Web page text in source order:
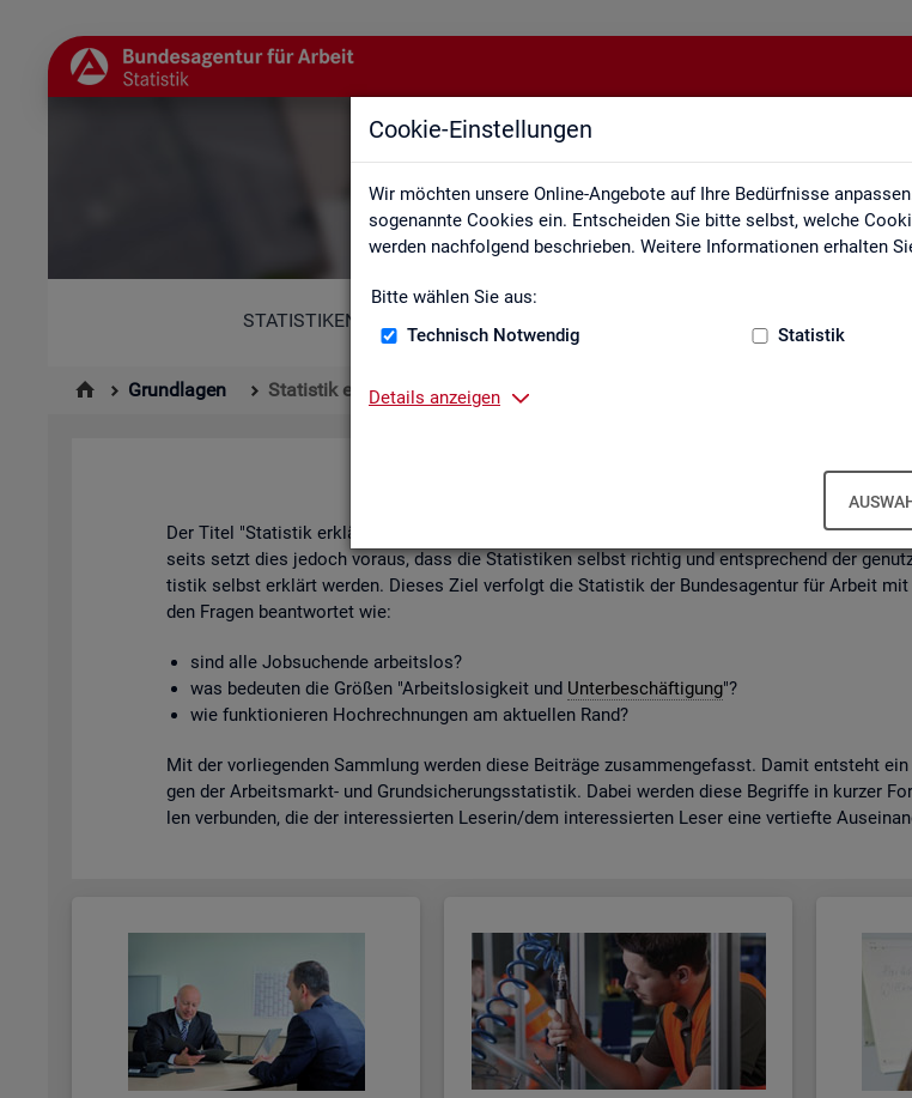
Cookie-Einstellungen
Wir möchten unsere Online-Angebote auf Ihre Bedürfnisse
sogenannte Cookies ein. Entscheiden Sie bitte selbst, welche
werden nachfolgend beschrieben. Weitere Informationen erhalten
Bitte wählen Sie aus:
Technisch Notwendig
Statistik
Details anzeigen
Statistik
STATISTIKEN
Grundlagen Statistik erklärt
Sta­tis­tik er­klärt
Der Titel "Sta­tis­tik er­klärt" kann in zwei­er­lei Weise ver­stan­den wer­den. Ei­ner­seits kön­nen
seits setzt dies je­doch vor­aus, dass die Sta­tis­ti­ken selbst rich­tig und ent­spre­chend der
tis­tik selbst er­klärt wer­den. Die­ses Ziel ver­folgt die Sta­tis­tik der Bun­des­agen­tur für Ar­beit
den Fra­gen be­ant­wor­tet wie:
sind alle Job­su­chen­de ar­beits­los?
was be­deu­ten die Grö­ßen "Ar­beits­lo­sig­keit und Un­ter­be­schäf­ti­gung"?
wie funk­tio­nie­ren Hoch­rech­nun­gen am ak­tu­el­len Rand?
Mit der vor­lie­gen­den Samm­lung wer­den diese Bei­trä­ge zu­sam­men­ge­fasst. Damit ent­steht
gen der Ar­beits­markt- und Grund­si­che­rungs­sta­tis­tik. Dabei wer­den diese Be­grif­fe in kur­zer
len ver­bun­den, die der in­ter­es­sier­ten Le­se­rin/dem in­ter­es­sier­ten Leser eine ver­tief­te